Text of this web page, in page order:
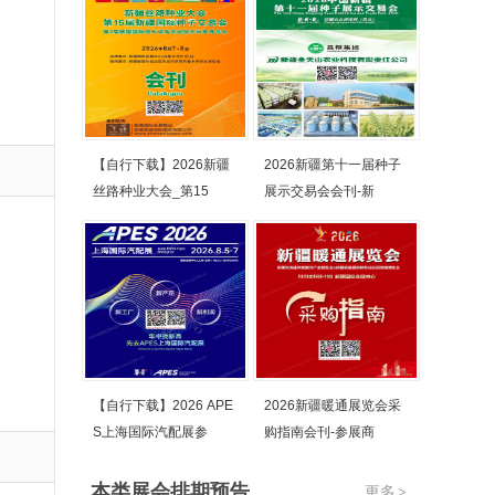
【自行下载】2026新疆
丝路种业大会_第15
2026新疆第十一届种子
展示交易会会刊-新
【自行下载】2026 APE
S上海国际汽配展参
2026新疆暖通展览会采
购指南会刊-参展商